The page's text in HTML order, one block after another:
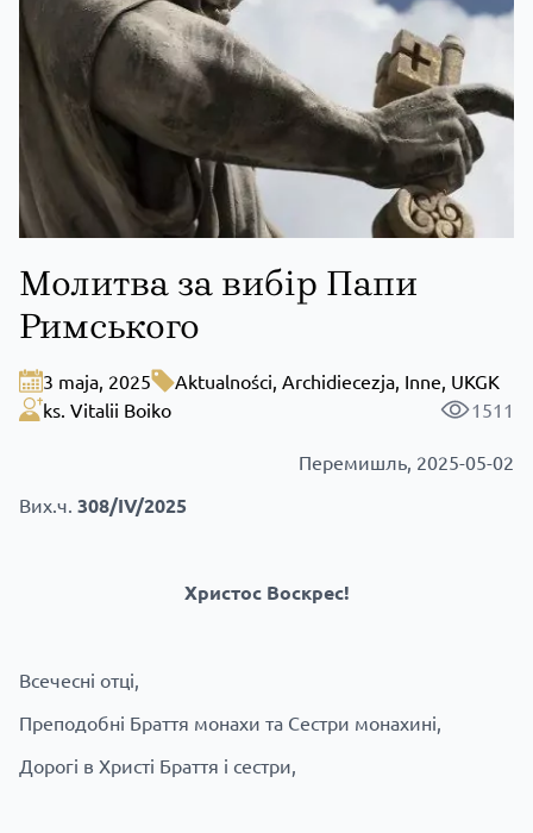
Молитва за вибір Папи
Римського
3 maja, 2025 Aktualności, Archidiecezja, Inne, UKGK
ks. Vitalii Boiko
1511
Перемишль, 2025-05-02
Вих.ч. 308/IV/2025
Христос Воскрес!
Всечесні отці,
Преподобні Браття монахи та Сестри монахині,
Дорогі в Христі Браття і сестри,